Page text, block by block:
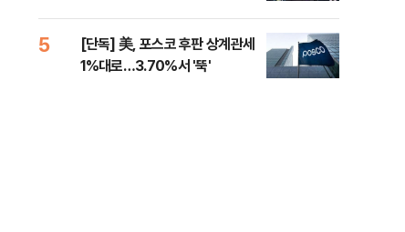
5
[단독] 美, 포스코 후판 상계관세
1%대로…3.70%서 '뚝'